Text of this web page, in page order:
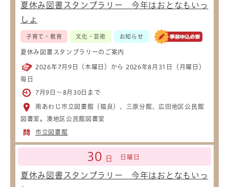
夏休み図書スタンプラリー 今年はおとなもいっ
しょ
子育て・教育 文化・芸術 お知らせ
夏休み図書スタンプラリーのご案内
2026年7月9日（木曜日）から 2026年8月31日（月曜日）
毎日
7月9日～8月30日まで
南あわじ市立図書館（福良）、三原分館、広田地区公民館
図書室。湊地区公民館図書室
市立図書館
30 日 日曜日
夏休み図書スタンプラリー 今年はおとなもいっ